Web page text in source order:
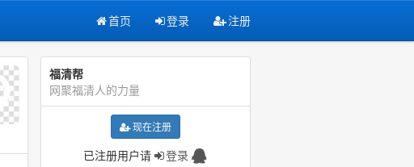
首页 登录 注册
福清帮
网聚福清人的力量
现在注册
已注册用户请 登录